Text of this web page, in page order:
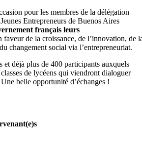
pour les membres de la délégation
Entrepreneurs de Buenos Aires
français leurs
faveur de la croissance, de l’innovation, de
changement social via l’entrepreneuriat.
et déjà plus de 400 participants auxquels
de lycéens qui viendront dialoguer
belle opportunité d’échanges !